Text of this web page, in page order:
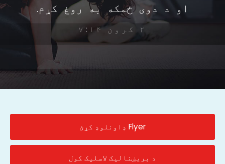
او د دوی ځمکه به روغ کړم.
۲ کرون ۷:۱۴
Flyer ډاونلوډ کړئ
د بریښنالیک لاسلیک کول